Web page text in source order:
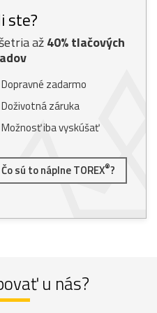
ste?
až40% tlačových
Dopravné zadarmo
Doživotná záruka
Možnosť iba vyskúšať
Čo sú to náplne TOREX®?
u nás?